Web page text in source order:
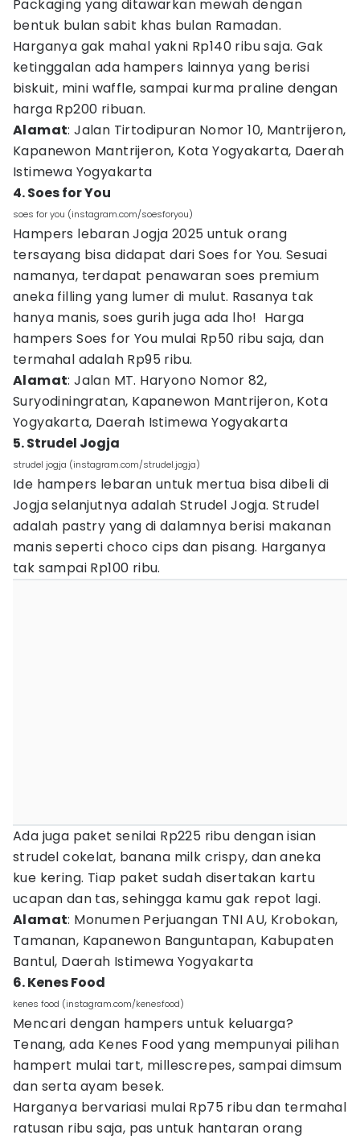
Packaging yang ditawarkan mewah dengan
bentuk bulan sabit khas bulan Ramadan.
Harganya gak mahal yakni Rp140 ribu saja. Gak
ketinggalan ada hampers lainnya yang berisi
biskuit, mini waffle, sampai kurma praline dengan
harga Rp200 ribuan.
Alamat: Jalan Tirtodipuran Nomor 10, Mantrijeron,
Kapanewon Mantrijeron, Kota Yogyakarta, Daerah
Istimewa Yogyakarta
4. Soes for You
soes for you (instagram.com/soesforyou)
Hampers lebaran Jogja 2025 untuk orang
tersayang bisa didapat dari Soes for You. Sesuai
namanya, terdapat penawaran soes premium
aneka filling yang lumer di mulut. Rasanya tak
hanya manis, soes gurih juga ada lho! Harga
hampers Soes for You mulai Rp50 ribu saja, dan
termahal adalah Rp95 ribu.
Alamat: Jalan MT. Haryono Nomor 82,
Suryodiningratan, Kapanewon Mantrijeron, Kota
Yogyakarta, Daerah Istimewa Yogyakarta
5. Strudel Jogja
strudel jogja (instagram.com/strudel.jogja)
Ide hampers lebaran untuk mertua bisa dibeli di
Jogja selanjutnya adalah Strudel Jogja. Strudel
adalah pastry yang di dalamnya berisi makanan
manis seperti choco cips dan pisang. Harganya
tak sampai Rp100 ribu.
Ada juga paket senilai Rp225 ribu dengan isian
strudel cokelat, banana milk crispy, dan aneka
kue kering. Tiap paket sudah disertakan kartu
ucapan dan tas, sehingga kamu gak repot lagi.
Alamat: Monumen Perjuangan TNI AU, Krobokan,
Tamanan, Kapanewon Banguntapan, Kabupaten
Bantul, Daerah Istimewa Yogyakarta
6. Kenes Food
kenes food (instagram.com/kenesfood)
Mencari dengan hampers untuk keluarga?
Tenang, ada Kenes Food yang mempunyai pilihan
hampert mulai tart, millescrepes, sampai dimsum
dan serta ayam besek.
Harganya bervariasi mulai Rp75 ribu dan termahal
ratusan ribu saja, pas untuk hantaran orang